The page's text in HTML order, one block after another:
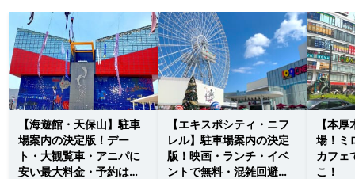
【海遊館・天保山】駐車
場案内の決定版！デー
ト・大観覧車・アニパに
安い最大料金・予約はこ
【エキスポシティ・ニフ
レル】駐車場案内の決定
版！映画・ランチ・イベ
ントで無料・混雑回避・
【本
場！ミ
カフェ
こ！